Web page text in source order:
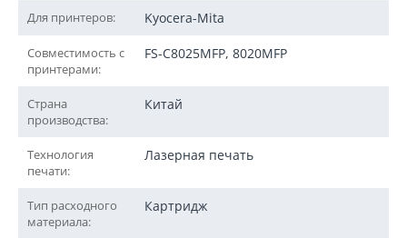
Для принтеров: Kyocera-Mita
Совместимость с
принтерами:
FS-C8025MFP, 8020MFP
Страна
производства:
Китай
Технология
печати:
Лазерная печать
Тип расходного
материала:
Картридж